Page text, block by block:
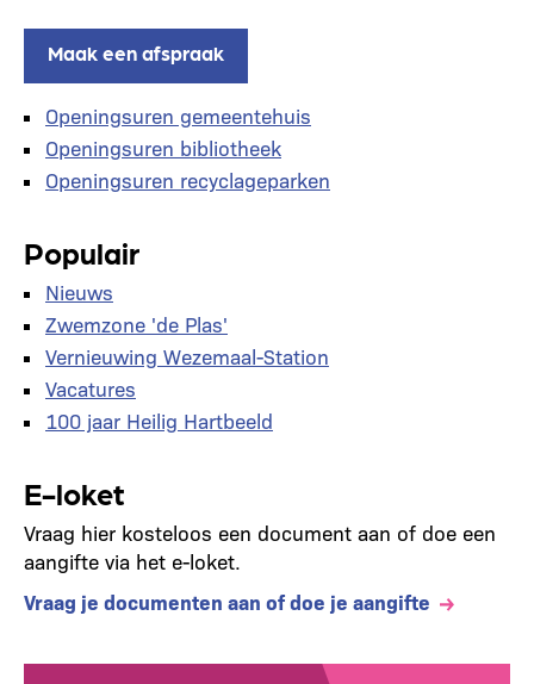
Maak een afspraak
Openingsuren gemeentehuis
Openingsuren bibliotheek
Openingsuren recyclageparken
Populair
Nieuws
Zwemzone 'de Plas'
Vernieuwing Wezemaal-Station
Vacatures
100 jaar Heilig Hartbeeld
E-loket
Vraag hier kosteloos een document aan of doe een
aangifte via het e-loket.
Vraag je documenten aan of doe je aangifte